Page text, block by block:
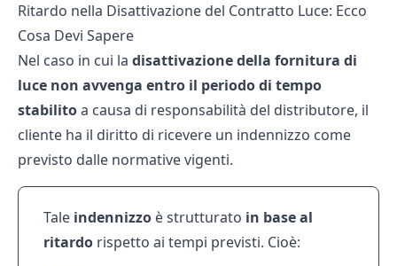
Ritardo nella Disattivazione del Contratto Luce: Ecco
Cosa Devi Sapere
Nel caso in cui la disattivazione della fornitura di
luce non avvenga entro il periodo di tempo
stabilitoa causa di responsabilità del distributore, il
cliente ha il diritto di ricevere un indennizzo come
previsto dalle normative vigenti.
Tale indennizzo è strutturato in base al
ritardo rispetto ai tempi previsti. Cioè: